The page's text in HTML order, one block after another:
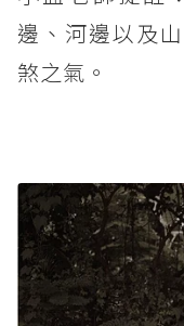
邊、河邊以及
煞之氣。